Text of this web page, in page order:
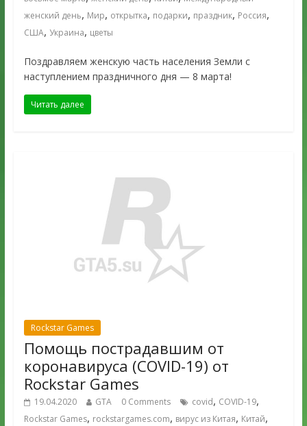
женский день, Мир, открытка, подарки, праздник, Россия,
США, Украина, цветы
Поздравляем женскую часть населения Земли с
наступлением праздничного дня — 8 марта!
Читать далее
Rockstar Games
Помощь пострадавшим от
коронавируса (COVID-19) от
Rockstar Games
19.04.2020 GTA 0 Comments covid, COVID-19,
Rockstar Games, rockstargames.com, вирус из Китая, Китай,